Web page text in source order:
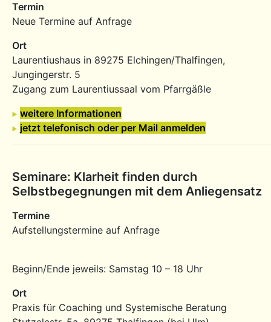
Termin
Neue Termine auf Anfrage
Ort
Laurentiushaus in 89275 Elchingen/Thalfingen,
Jungingerstr. 5
Zugang zum Laurentiussaal vom Pfarrgäßle
weitere Informationen
jetzt telefonisch oder per Mail anmelden
Seminare: Klarheit finden durch
Selbstbegegnungen mit dem Anliegensatz
Termine
Aufstellungstermine auf Anfrage
Beginn/Ende jeweils: Samstag 10 – 18 Uhr
Ort
Praxis für Coaching und Systemische Beratung